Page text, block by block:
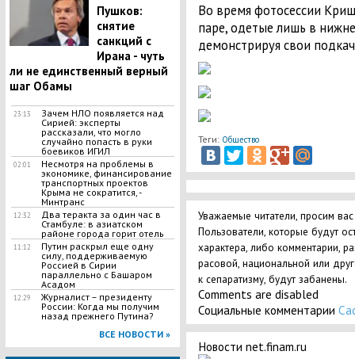
Пушков:
снятие
санкций с
Ирана - чуть
ли не единственный верный
шаг Обамы
23:13
Зачем НЛО появляется над
Сирией: эксперты
рассказали, что могло
случайно попасть в руки
боевиков ИГИЛ
02:01
Несмотря на проблемы в
экономике, финансирование
транспортных проектов
Крыма не сократится, -
Минтранс
12:32
Два теракта за один час в
Стамбуле: в азиатском
районе города горит отель
11:12
Путин раскрыл еще одну
силу, поддерживаемую
Россией в Сирии
параллельно с Башаром
Асадом
12:29
Журналист – президенту
России: Когда мы получим
назад прежнего Путина?
ВСЕ НОВОСТИ »
Во время фотосессии
паре, одетые лишь в
демонстрируя свои
Теги: Общество
Уважаемые читатели, просим
Пользователи, которые будут
характера, либо комментарии,
расовой, национальной или
к сепаратизму, будут забанены.
Comments are disabled
Социальные комментарии
Новости net.finam.ru